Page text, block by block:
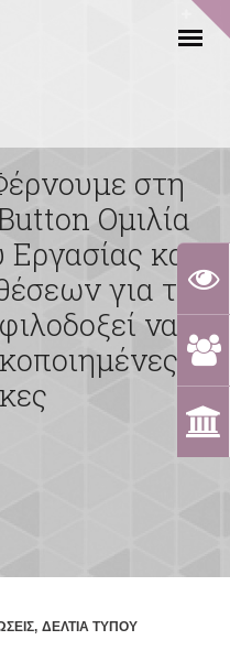
στη
Ομιλία
και
για την
να
, ΔΕΛΤΙΑ ΤΥΠΟΥ